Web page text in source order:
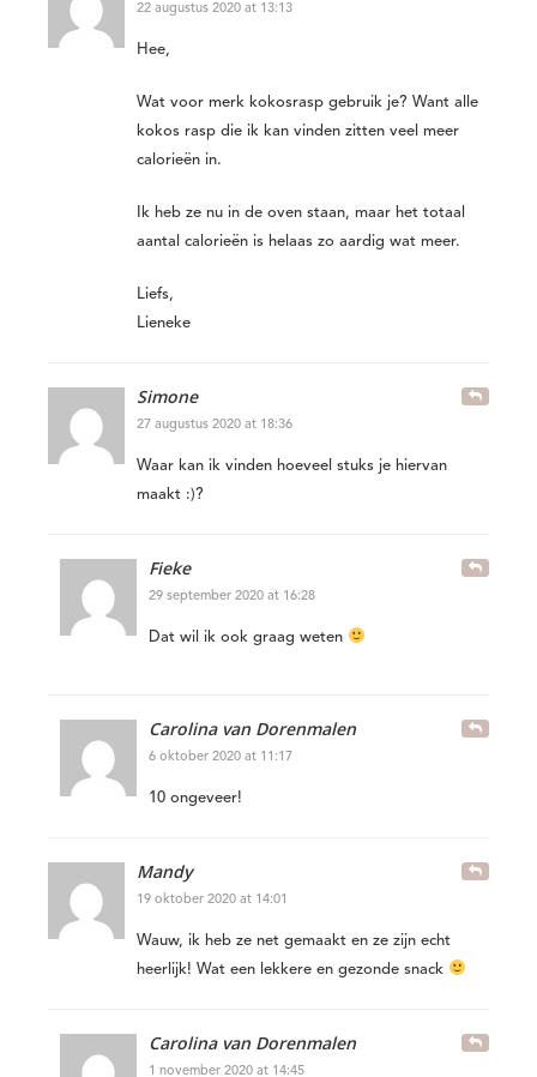
22 augustus 2020 at 13:13
Hee,
Wat voor merk kokosrasp gebruik je? Want alle
kokos rasp die ik kan vinden zitten veel meer
calorieën in.
Ik heb ze nu in de oven staan, maar het totaal
aantal calorieën is helaas zo aardig wat meer.
Liefs,
Lieneke
Simone
27 augustus 2020 at 18:36
Waar kan ik vinden hoeveel stuks je hiervan
maakt :)?
Fieke
29 september 2020 at 16:28
Dat wil ik ook graag weten
Carolina van Dorenmalen
6 oktober 2020 at 11:17
10 ongeveer!
Mandy
19 oktober 2020 at 14:01
Wauw, ik heb ze net gemaakt en ze zijn echt
heerlijk! Wat een lekkere en gezonde snack
Carolina van Dorenmalen
1 november 2020 at 14:45